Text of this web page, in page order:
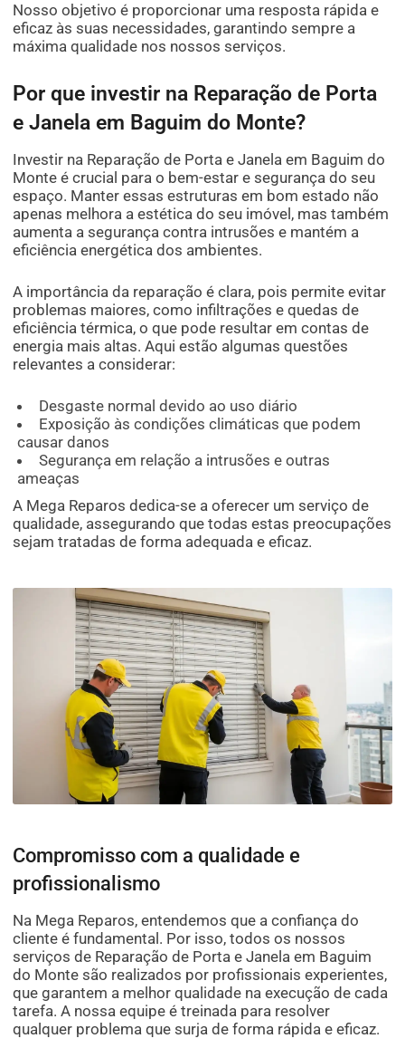
Nosso objetivo é proporcionar uma resposta rápida e
eficaz às suas necessidades, garantindo sempre a
máxima qualidade nos nossos serviços.
Por que investir na Reparação de Porta
e Janela em Baguim do Monte?
Investir na Reparação de Porta e Janela em Baguim do
Monte é crucial para o bem-estar e segurança do seu
espaço. Manter essas estruturas em bom estado não
apenas melhora a estética do seu imóvel, mas também
aumenta a segurança contra intrusões e mantém a
eficiência energética dos ambientes.
A importância da reparação é clara, pois permite evitar
problemas maiores, como infiltrações e quedas de
eficiência térmica, o que pode resultar em contas de
energia mais altas. Aqui estão algumas questões
relevantes a considerar:
Desgaste normal devido ao uso diário
Exposição às condições climáticas que podem
causar danos
Segurança em relação a intrusões e outras
ameaças
A Mega Reparos dedica-se a oferecer um serviço de
qualidade, assegurando que todas estas preocupações
sejam tratadas de forma adequada e eficaz.
Compromisso com a qualidade e
profissionalismo
Na Mega Reparos, entendemos que a confiança do
cliente é fundamental. Por isso, todos os nossos
serviços de Reparação de Porta e Janela em Baguim
do Monte são realizados por profissionais experientes,
que garantem a melhor qualidade na execução de cada
tarefa. A nossa equipe é treinada para resolver
qualquer problema que surja de forma rápida e eficaz.